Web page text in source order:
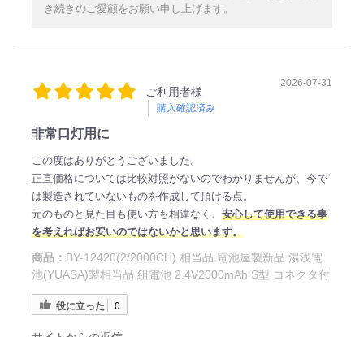
き続きのご愛顧をお願い申し上げます。
ご利用者様
購入確認済み
2026-07-31
非常口灯用に
この度はありがとうございました。
正直価格については比較対照がないのでわかりませんが、今で
は製造されていないものを作成して頂ける点。
元のものと見た目も使い方も相違なく、 安心して使用できる事
を考えればお安いのではないかと思います。
商品： BY-12420(2/2000CH) 相当品 電池屋製新品 湯浅電
池(YUASA)製相当品 組電池 2.4V2000mAh S型 コネクタ付
役に立った 0